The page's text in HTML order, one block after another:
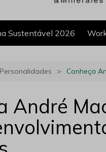
Sustentável 2026
Personalidades Conheça
André